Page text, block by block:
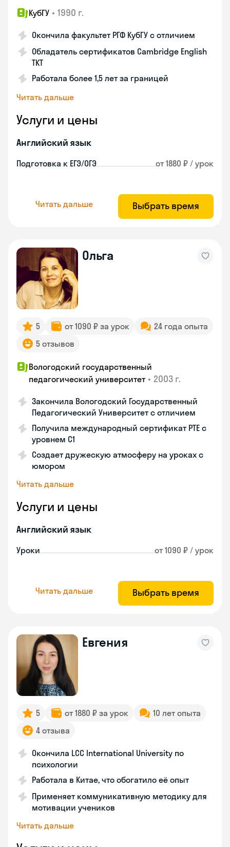
КубГУ • 1990 г.
Окончила факультет РГФ КубГУ с отличием
Обладатель сертификатов Cambridge English
TKT
Работала более 1,5 лет за границей
Читать дальше
Услуги и цены
Английский язык
Подготовка к ЕГЭ/ОГЭ от 1880 ₽ / урок
Читать дальше Выбрать время
Ольга
5 от 1090 ₽ за урок
24 года опыта
5 отзывов
Вологодский государственный
педагогический университет • 2003 г.
Закончила Вологодский Государственный
Педагогический Университет с отличием
Получила международный сертификат PTE с
уровнем C1
Создает дружескую атмосферу на уроках с
юмором
Читать дальше
Услуги и цены
Английский язык
Уроки от 1090 ₽ / урок
Читать дальше Выбрать время
Евгения
5 от 1880 ₽ за урок
10 лет опыта
4 отзыва
Окончила LCC International University по
психологии
Работала в Китае, что обогатило её опыт
Применяет коммуникативную методику для
мотивации учеников
Читать дальше